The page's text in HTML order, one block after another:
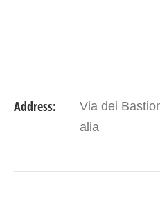
Address:
Via dei
alia